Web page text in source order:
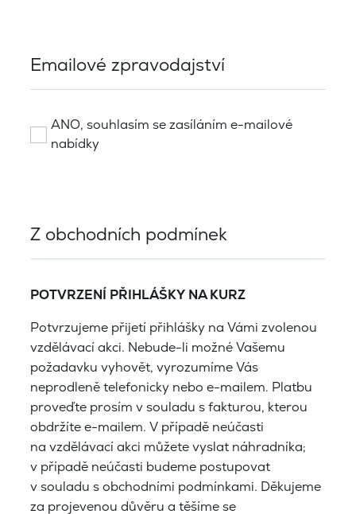
Emailové zpravodajství
ANO, souhlasím se zasíláním e-mailové
nabídky
Z obchodních podmínek
POTVRZENÍ PŘIHLÁŠKY NA KURZ
Potvrzujeme přijetí přihlášky na Vámi zvolenou
vzdělávací akci. Nebude-li možné Vašemu
požadavku vyhovět, vyrozumíme Vás
neprodleně telefonicky nebo e-mailem. Platbu
proveďte prosím v souladu s fakturou, kterou
obdržíte e-mailem. V případě neúčasti
na vzdělávací akci můžete vyslat náhradníka;
v případě neúčasti budeme postupovat
v souladu s obchodními podmínkami. Děkujeme
za projevenou důvěru a těšíme se